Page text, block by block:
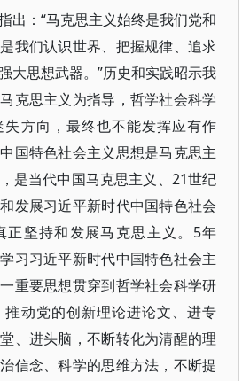
出：“马克思主义始终是我们党和
我们认识世界、把握规律、追求
大思想武器。”历史和实践昭示我
克思主义为指导，哲学社会科学
方向，最终也不能发挥应有作
国特色社会主义思想是马克思主
是当代中国马克思主义、21世纪
发展习近平新时代中国特色社会
正坚持和发展马克思主义。5年
习习近平新时代中国特色社会主
重要思想贯穿到哲学社会科学研
动党的创新理论进论文、进专
、进头脑，不断转化为清醒的理
信念、科学的思维方法，不断提